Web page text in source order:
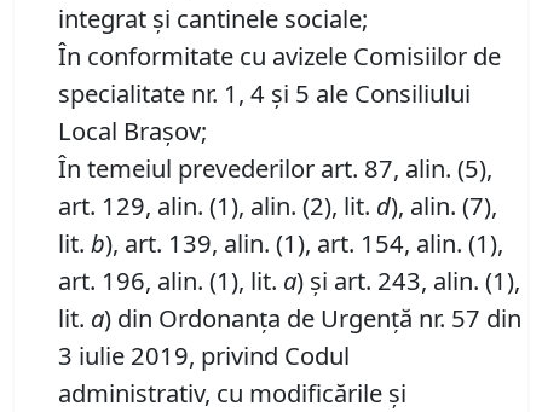
integrat şi cantinele sociale;
În conformitate cu avizele Comisiilor de
specialitate nr. 1, 4 și 5 ale Consiliului
Local Brașov;
În temeiul prevederilor art. 87, alin. (5),
art. 129, alin. (1), alin. (2), lit. d), alin. (7),
lit. b), art. 139, alin. (1), art. 154, alin. (1),
art. 196, alin. (1), lit. a) și art. 243, alin. (1),
lit. a) din Ordonanța de Urgență nr. 57 din
3 iulie 2019, privind Codul
administrativ, cu modificările și